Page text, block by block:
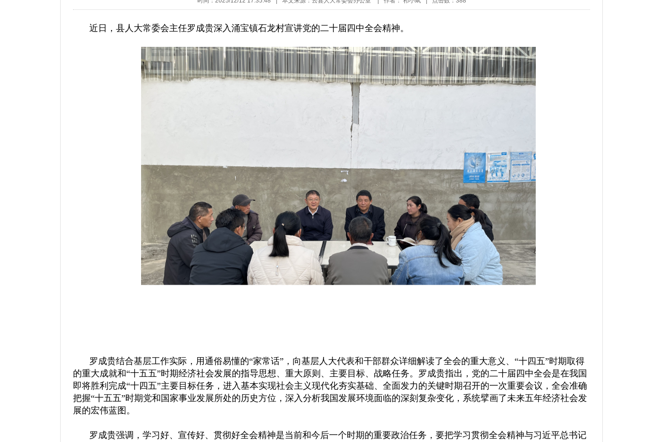
近日，县人大常委会主任罗成贵深入涌宝镇石龙村宣讲党的二十届四中全会精神。
罗成贵结合基层工作实际，用通俗易懂的“家常话”，向基层人大代表和干部群众详细解读了全会的重大意义、“十四五”时期取得
的重大成就和“十五五”时期经济社会发展的指导思想、重大原则、主要目标、战略任务。罗成贵指出，党的二十届四中全会是在我国
即将胜利完成“十四五”主要目标任务，进入基本实现社会主义现代化夯实基础、全面发力的关键时期召开的一次重要会议，全会准确
把握“十五五”时期党和国家事业发展所处的历史方位，深入分析我国发展环境面临的深刻复杂变化，系统擘画了未来五年经济社会发
展的宏伟蓝图。
罗成贵强调，学习好、宣传好、贯彻好全会精神是当前和今后一个时期的重要政治任务，要把学习贯彻全会精神与习近平总书记